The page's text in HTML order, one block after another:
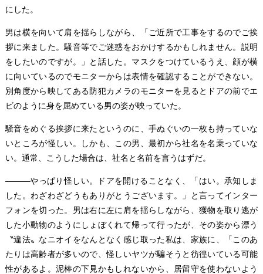
にした。
男は横を向いて肩を揺らしながら、「ご近所で工事をするのでご挨
拶に来ました。騒音等でご迷惑をおかけするかもしれません。説明
をしたいのですが。」と話した。マスクをつけているうえ、顔が横
に向いているのでモニターからは表情を確認することができない。
別角度から映してある防犯カメラのモニターを見るとドアの前でエ
ビのように身を屈めている男の姿が映っていた。
騒音をめぐる挨拶に来たというのに、手ぬぐいの一枚も持っていな
いところが怪しい。しかも、この男、最初から社名を名乗っていな
い。通常、こうした場合は、社名と名前を言うはずだ。
―――やっぱり怪しい。ドアを開けることなく、「はい。承知しま
した。わざわざどうもありがとうございます。」と言ってインター
フォンを切った。男は右に左に肩を揺らしながら、獲物を取り逃が
した小動物のようにしょぼくれて帰って行ったが、その姿から漂う
〝違法〟なニオイをなんとなく感じ取った私は、家族に、「このあ
たりは高齢者が多いので、怪しいヤツが騙そうと彷徨いている可能
性があるよ。泥棒の下見かもしれないから、居留守を使わないよう